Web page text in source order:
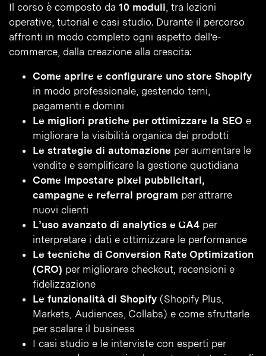
Il corso è composto da 10 moduli, tra lezioni
operative, tutorial e casi studio. Durante il percorso
affronti in modo completo ogni aspetto dell’e-
commerce, dalla creazione alla crescita:
Come aprire e configurare uno store Shopify
in modo professionale, gestendo temi,
pagamenti e domini
Le migliori pratiche per ottimizzare la SEO e
migliorare la visibilità organica dei prodotti
Le strategie di automazione per aumentare le
vendite e semplificare la gestione quotidiana
Come impostare pixel pubblicitari,
campagne e referral program per attrarre
nuovi clienti
L’uso avanzato di analytics e GA4 per
interpretare i dati e ottimizzare le performance
Le tecniche di Conversion Rate Optimization
(CRO) per migliorare checkout, recensioni e
fidelizzazione
Le funzionalità di Shopify (Shopify Plus,
Markets, Audiences, Collabs) e come sfruttarle
per scalare il business
I casi studio e le interviste con esperti per